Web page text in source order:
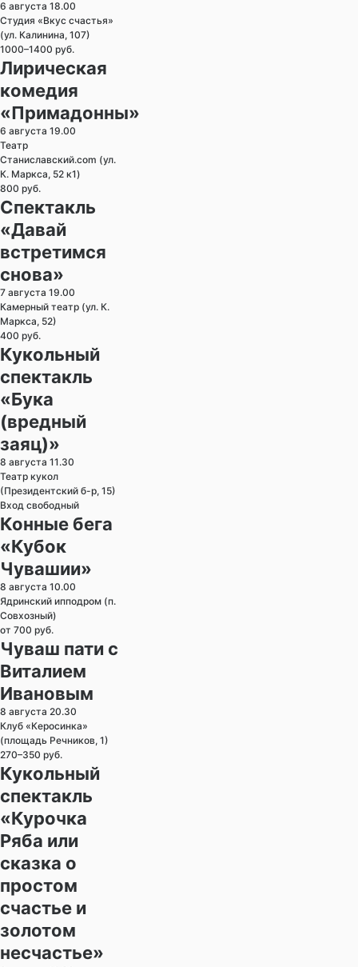
6 августа 18.00
Студия «Вкус счастья»
(ул. Калинина, 107)
1000–1400 руб.
Лирическая
комедия
«Примадонны»
6 августа 19.00
Театр
Станиславский.com (ул.
К. Маркса, 52 к1)
800 руб.
Спектакль
«Давай
встретимся
снова»
7 августа 19.00
Камерный театр (ул. К.
Маркса, 52)
400 руб.
Кукольный
спектакль
«Бука
(вредный
заяц)»
8 августа 11.30
Театр кукол
(Президентский б-р, 15)
Вход свободный
Конные бега
«Кубок
Чувашии»
8 августа 10.00
Ядринский ипподром (п.
Совхозный)
от 700 руб.
Чуваш пати с
Виталием
Ивановым
8 августа 20.30
Клуб «Керосинка»
(площадь Речников, 1)
270–350 руб.
Кукольный
спектакль
«Курочка
Ряба или
сказка о
простом
счастье и
золотом
несчастье»